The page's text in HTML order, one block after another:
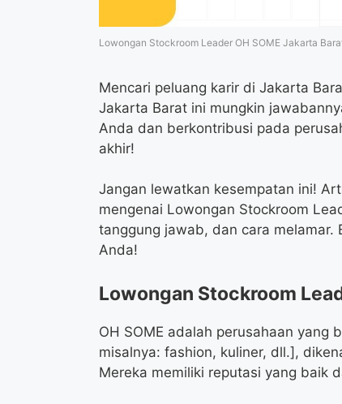
Lowongan Stockroom Leader OH SOME Jakarta
Mencari peluang karir di Jakarta
Jakarta Barat ini mungkin
Anda dan berkontribusi pada
akhir!
Jangan lewatkan kesempatan ini!
mengenai Lowongan Stockroom
tanggung jawab, dan cara melamar.
Anda!
Lowongan Stockroom
OH SOME adalah perusahaan yang
misalnya: fashion, kuliner, dll.],
Mereka memiliki reputasi yang baik